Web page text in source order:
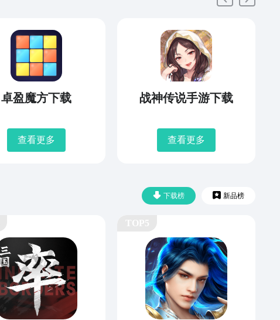
卓盈魔方下载
查看更多
战神传说手游下载
查看更多
下载榜 新品榜